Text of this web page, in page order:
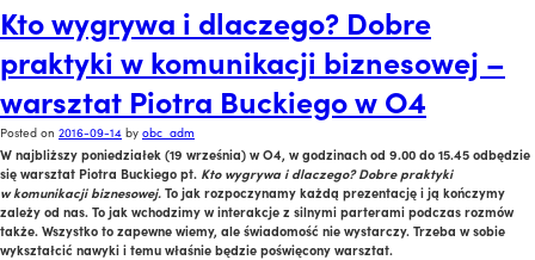
Kto wygrywa i dlaczego? Dobre
praktyki w komunikacji biznesowej –
warsztat Piotra Buckiego w O4
Posted on 2016-09-14 by obc_adm
W najbliższy poniedziałek (19 września) w O4, w godzinach od 9.00 do 15.45 odbędzie
się warsztat Piotra Buckiego pt. Kto wygrywa i dlaczego? Dobre praktyki
w komunikacji biznesowej.To jak rozpoczynamy każdą prezentację i ją kończymy
zależy od nas. To jak wchodzimy w interakcje z silnymi parterami podczas rozmów
także. Wszystko to zapewne wiemy, ale świadomość nie wystarczy. Trzeba w sobie
wykształcić nawyki i temu właśnie będzie poświęcony warsztat.